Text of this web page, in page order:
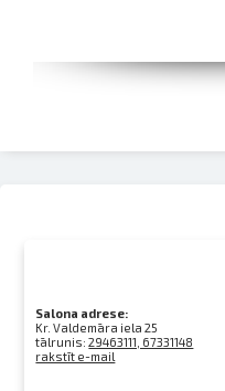
Salona adrese:
Kr. Valdemāra iela 25
tālrunis:29463111, 67331148
rakstīt e-mail